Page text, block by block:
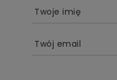
Twoje imię
Twój email